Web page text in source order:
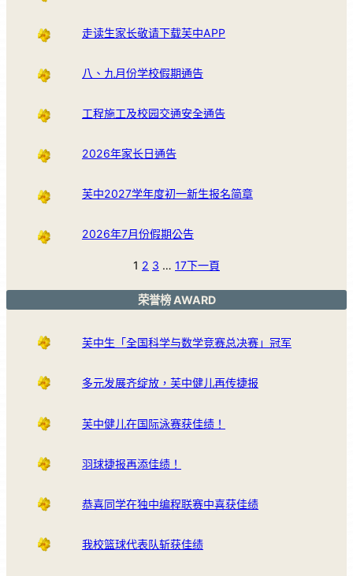
走读生家长敬请下载芙中APP
八、九月份学校假期通告
工程施工及校园交通安全通告
2026年家长日通告
芙中2027学年度初一新生报名简章
2026年7月份假期公告
1 2 3 … 17下一頁
荣誉榜 AWARD
芙中生「全国科学与数学竞赛总决赛」冠军
多元发展齐绽放，芙中健儿再传捷报
芙中健儿在国际泳赛获佳绩！
羽球捷报再添佳绩！
恭喜同学在独中编程联赛中喜获佳绩
我校篮球代表队斩获佳绩